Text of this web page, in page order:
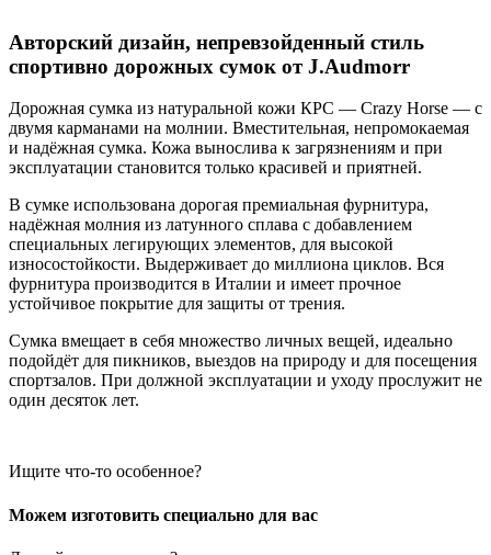
Авторский дизайн, непревзойденный стиль
спортивно дорожных сумок от J.Audmorr
Дорожная сумка из натуральной кожи КРС — Crazy Horse — с
двумя карманами на молнии. Вместительная, непромокаемая
и надёжная сумка. Кожа вынослива к загрязнениям и при
эксплуатации становится только красивей и приятней.
В сумке использована дорогая премиальная фурнитура,
надёжная молния из латунного сплава с добавлением
специальных легирующих элементов, для высокой
износостойкости. Выдерживает до миллиона циклов. Вся
фурнитура производится в Италии и имеет прочное
устойчивое покрытие для защиты от трения.
Сумка вмещает в себя множество личных вещей, идеально
подойдёт для пикников, выездов на природу и для посещения
спортзалов. При должной эксплуатации и уходу прослужит не
один десяток лет.
Ищите что-то особенное?
Можем изготовить специально для вас